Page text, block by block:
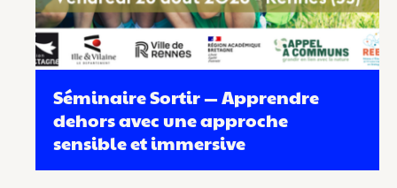
Séminaire Sortir — Apprendre
dehors avec une approche
sensible et immersive